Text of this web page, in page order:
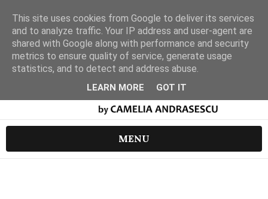
MENU
This site uses cookies from Google to deliver its services
and to analyze traffic. Your IP address and user-agent are
shared with Google along with performance and security
metrics to ensure quality of service, generate usage
statistics, and to detect and address abuse.
LEARN MORE GOT IT